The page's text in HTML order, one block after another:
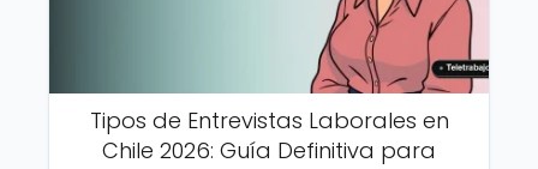
Tipos de Entrevistas Laborales en
Chile 2026: Guía Definitiva para